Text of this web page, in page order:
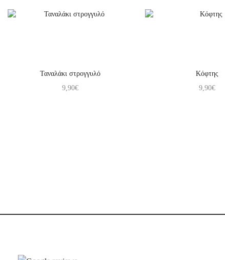
Ταναλάκι στρογγυλό
9,90€
Κόφτης
9,90€